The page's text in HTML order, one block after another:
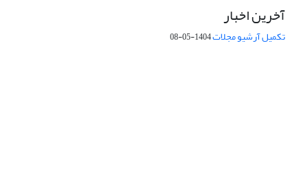
آخرین اخبار
تکمیل آرشیو مجلات1404-05-08